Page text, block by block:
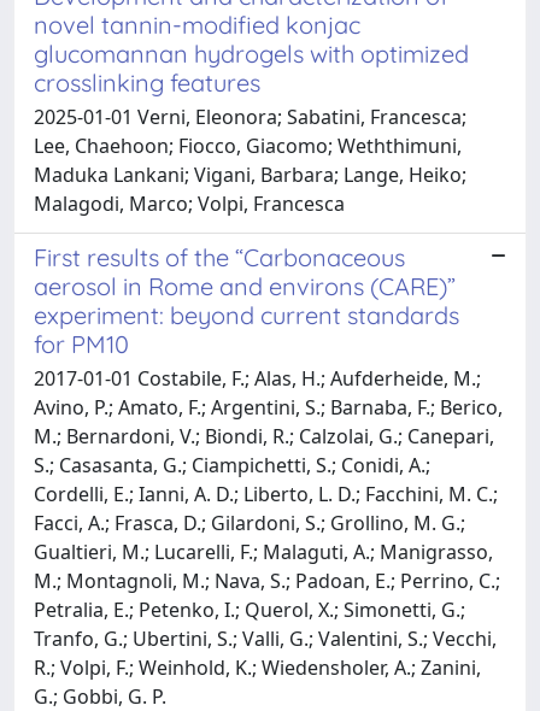
novel tannin-modified konjac
glucomannan hydrogels with optimized
crosslinking features
2025-01-01 Verni, Eleonora; Sabatini, Francesca;
Lee, Chaehoon; Fiocco, Giacomo; Weththimuni,
Maduka Lankani; Vigani, Barbara; Lange, Heiko;
Malagodi, Marco; Volpi, Francesca
First results of the “Carbonaceous
aerosol in Rome and environs (CARE)”
experiment: beyond current standards
for PM10
2017-01-01 Costabile, F.; Alas, H.; Aufderheide, M.;
Avino, P.; Amato, F.; Argentini, S.; Barnaba, F.; Berico,
M.; Bernardoni, V.; Biondi, R.; Calzolai, G.; Canepari,
S.; Casasanta, G.; Ciampichetti, S.; Conidi, A.;
Cordelli, E.; Ianni, A. D.; Liberto, L. D.; Facchini, M. C.;
Facci, A.; Frasca, D.; Gilardoni, S.; Grollino, M. G.;
Gualtieri, M.; Lucarelli, F.; Malaguti, A.; Manigrasso,
M.; Montagnoli, M.; Nava, S.; Padoan, E.; Perrino, C.;
Petralia, E.; Petenko, I.; Querol, X.; Simonetti, G.;
Tranfo, G.; Ubertini, S.; Valli, G.; Valentini, S.; Vecchi,
R.; Volpi, F.; Weinhold, K.; Wiedensholer, A.; Zanini,
G.; Gobbi, G. P.